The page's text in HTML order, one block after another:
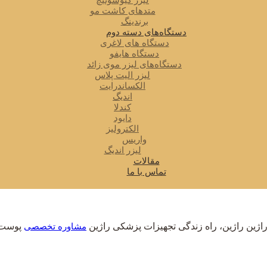
متدهای کاشت مو
برندینگ
دستگاه‌های دسته دوم
دستگاه های لاغری
دستگاه هایفو
دستگاه‌های لیزر موی زائد
لیزر الیت پلاس
الکساندرایت
اندیگ
کندلا
دایود
الکترولیز
واریس
لیزر اندیگ
مقالات
تماس با ما
راژین، راه زندگی تجهیزات پزشکی راژین مشاوره تخصصی